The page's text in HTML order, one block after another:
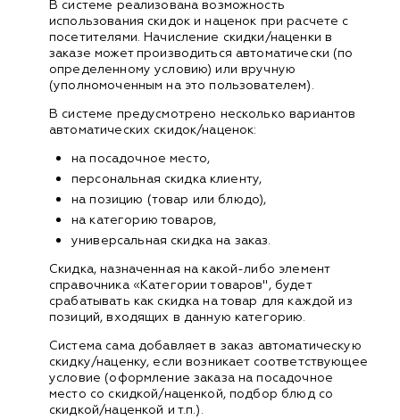
В системе реализована возможность
использования скидок и наценок при расчете с
посетителями. Начисление скидки/наценки в
заказе может производиться автоматически (по
определенному условию) или вручную
(уполномоченным на это пользователем).
В системе предусмотрено несколько вариантов
автоматических скидок/наценок:
на посадочное место,
персональная скидка клиенту,
на позицию (товар или блюдо),
на категорию товаров,
универсальная скидка на заказ.
Скидка, назначенная на какой-либо элемент
справочника «Категории товаров", будет
срабатывать как скидка на товар для каждой из
позиций, входящих в данную категорию.
Система сама добавляет в заказ автоматическую
скидку/наценку, если возникает соответствующее
условие (оформление заказа на посадочное
место со скидкой/наценкой, подбор блюд со
скидкой/наценкой и т.п.).